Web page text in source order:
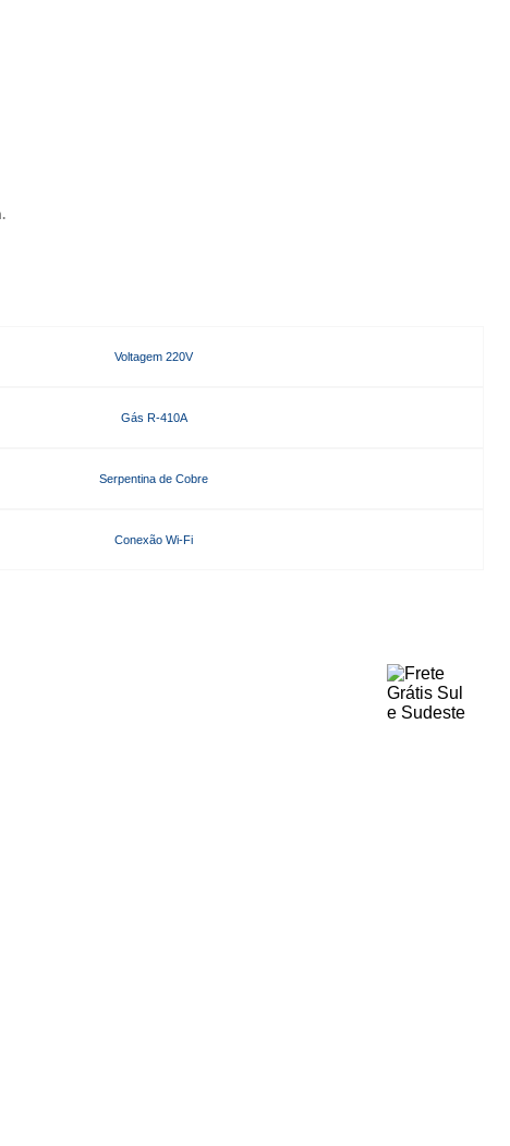
Voltagem 220V
Gás R-410A
Serpentina de Cobre
Conexão Wi-Fi